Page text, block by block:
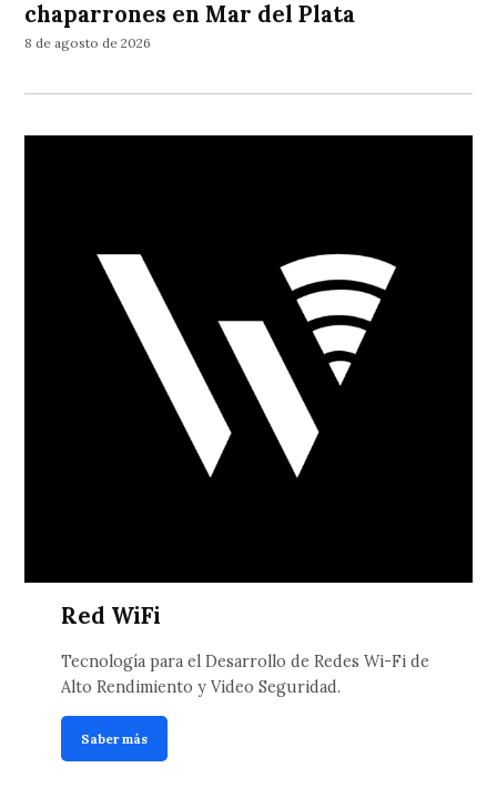
chaparrones en Mar del Plata
8 de agosto de 2026
Red WiFi
Tecnología para el Desarrollo de Redes Wi-Fi de
Alto Rendimiento y Video Seguridad.
Saber más